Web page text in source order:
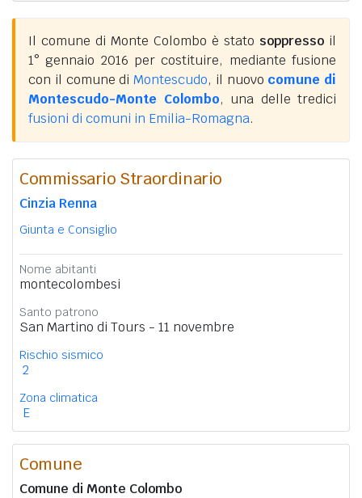
Il comune di Monte Colombo è stato soppresso il
1° gennaio 2016 per costituire, mediante fusione
con il comune di Montescudo, il nuovo comune di
Montescudo-Monte Colombo, una delle tredici
fusioni di comuni in Emilia-Romagna.
Commissario Straordinario
Cinzia Renna
Giunta e Consiglio
Nome abitanti
montecolombesi
Santo patrono
San Martino di Tours - 11 novembre
Rischio sismico
2
Zona climatica
E
Comune
Comune di Monte Colombo